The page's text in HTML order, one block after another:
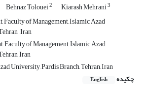
Behnaz Tolouei2 Kiarash Mehrani3
Faculty of Management, Islamic Azad
, Iran
Faculty of Management, Islamic Azad
Iran
University, Pardis Branch, Tehran, Iran
چکیده
English